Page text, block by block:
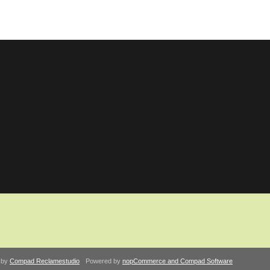
Powered by nopCommerce and Compad Software
Compad Reclamestudio